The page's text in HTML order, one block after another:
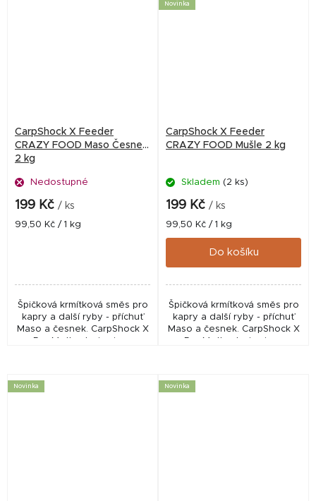
CarpShock X Feeder
CRAZY FOOD Maso Česnek
2 kg
Nedostupné
199 Kč / ks
Měrná
99,50 Kč / 1 kg
Špičková krmítková směs pro
kapry a další ryby - příchuť
Maso a česnek. CarpShock X
Pro Method mixy jsou
Novinka
CarpShock X Feeder
CRAZY FOOD Mušle 2 kg
Skladem (2 ks)
199 Kč / ks
Měrná
cena:
99,50 Kč / 1 kg
Do košíku
Špičková krmítková směs pro
kapry a další ryby - příchuť
Maso a česnek. CarpShock X
Pro Method mixy jsou
Novinka Novinka